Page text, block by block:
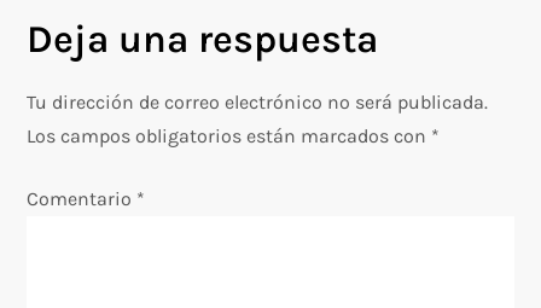
g
a
c
i
Deja una respuesta
Tu dirección de correo electrónico no será publicada.
Los campos obligatorios están marcados con *
Comentario *